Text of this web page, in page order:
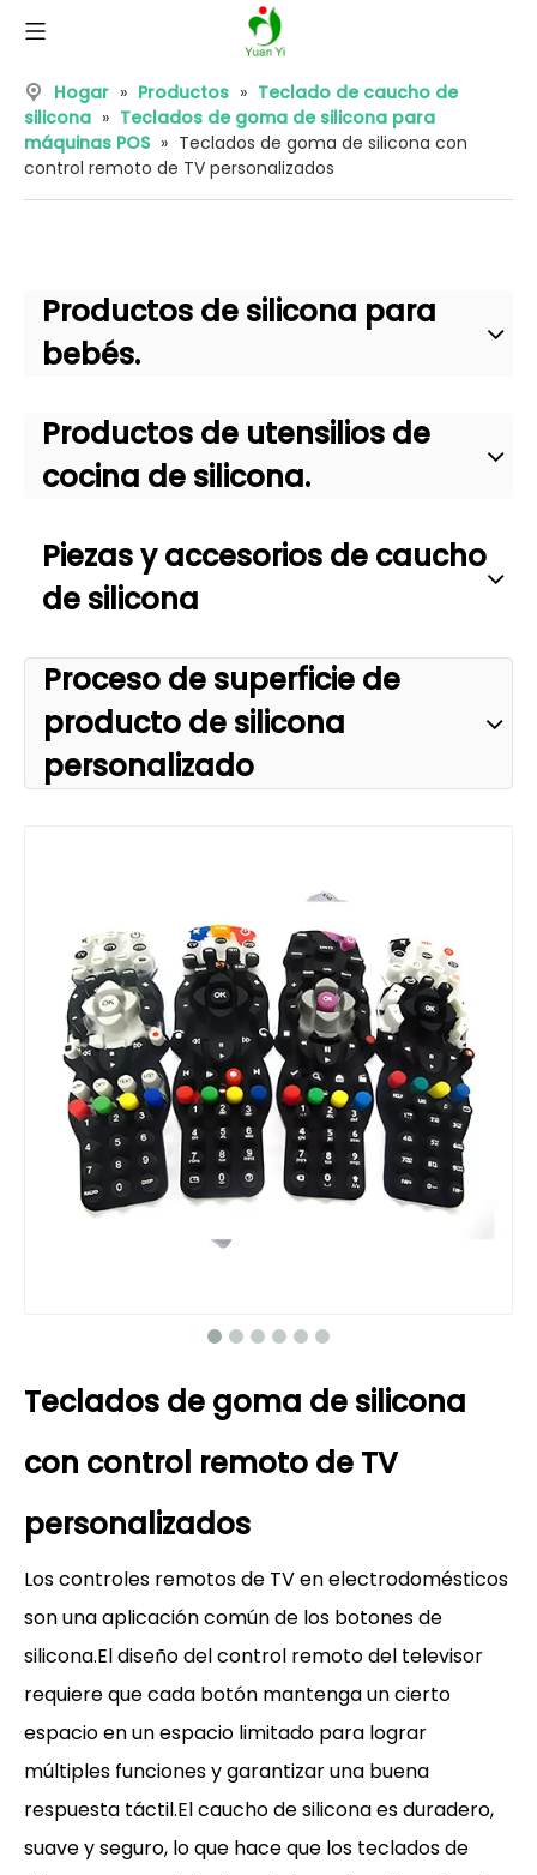
Hogar » Productos » Teclado de caucho de
silicona » Teclados de goma de silicona para
máquinas POS » Teclados de goma de silicona con
control remoto de TV personalizados
Productos de silicona para
bebés.
Productos de utensilios de
cocina de silicona.
Piezas y accesorios de caucho
de silicona
Proceso de superficie de
producto de silicona
personalizado
Teclados de goma de silicona
con control remoto de TV
personalizados
Los controles remotos de TV en electrodomésticos
son una aplicación común de los botones de
silicona.El diseño del control remoto del televisor
requiere que cada botón mantenga un cierto
espacio en un espacio limitado para lograr
múltiples funciones y garantizar una buena
respuesta táctil.El caucho de silicona es duradero,
suave y seguro, lo que hace que los teclados de